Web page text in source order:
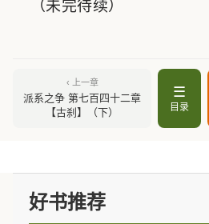
（未完待续）
‹ 上一章
派系之争 第七百四十二章
【古刹】（下）
☰
目录
好书推荐